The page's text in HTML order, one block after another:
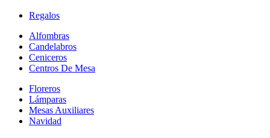
Regalos
Alfombras
Candelabros
Ceniceros
Centros De Mesa
Floreros
Lámparas
Mesas Auxiliares
Navidad